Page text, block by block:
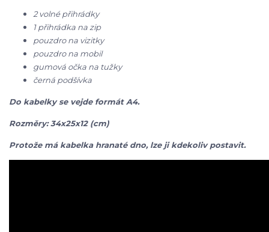
2 volné přihrádky
1 přihrádka na zip
pouzdro na vizitky
pouzdro na mobil
gumová očka na tužky
černá podšívka
Do kabelky se vejde formát A4.
Rozměry: 34x25x12 (cm)
Protože má kabelka hranaté dno, lze ji kdekoliv postavit.